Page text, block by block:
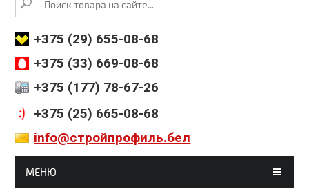
+375 (29) 655-08-68
+375 (33) 669-08-68
+375 (177) 78-67-26
+375 (25) 665-08-68
info@стройпрофиль.бел
МЕНЮ